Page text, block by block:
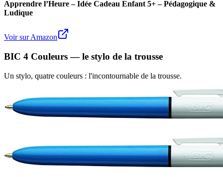
Apprendre l’Heure – Idée Cadeau Enfant 5+ – Pédagogique &
Ludique
Voir sur Amazon
BIC 4 Couleurs — le stylo de la trousse
Un stylo, quatre couleurs : l'incontournable de la trousse.